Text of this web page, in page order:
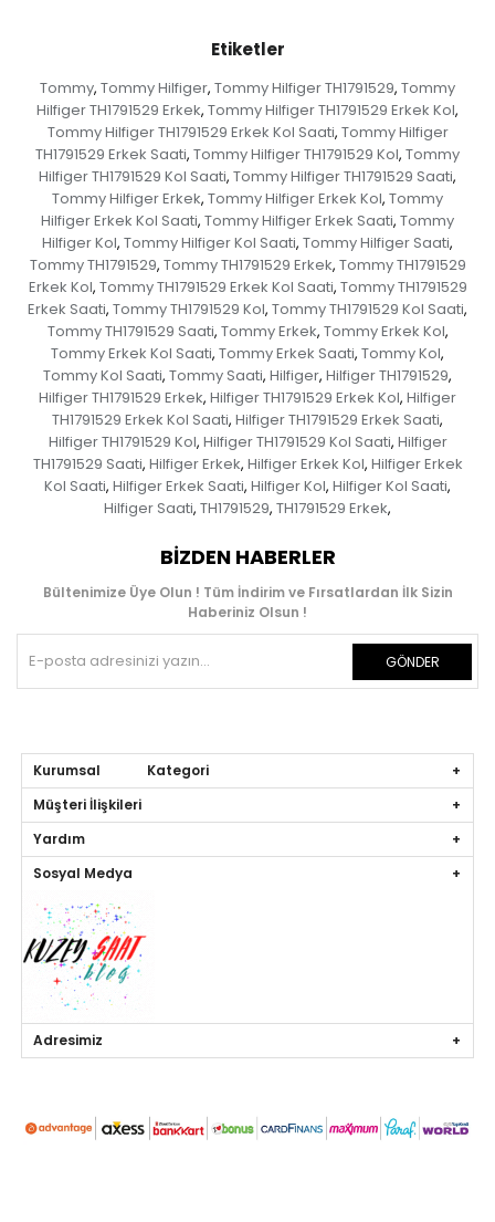
Etiketler
Tommy, Tommy Hilfiger, Tommy Hilfiger TH1791529, Tommy
Hilfiger TH1791529 Erkek, Tommy Hilfiger TH1791529 Erkek Kol,
Tommy Hilfiger TH1791529 Erkek Kol Saati, Tommy Hilfiger
TH1791529 Erkek Saati, Tommy Hilfiger TH1791529 Kol, Tommy
Hilfiger TH1791529 Kol Saati, Tommy Hilfiger TH1791529 Saati,
Tommy Hilfiger Erkek, Tommy Hilfiger Erkek Kol, Tommy
Hilfiger Erkek Kol Saati, Tommy Hilfiger Erkek Saati, Tommy
Hilfiger Kol, Tommy Hilfiger Kol Saati, Tommy Hilfiger Saati,
Tommy TH1791529, Tommy TH1791529 Erkek, Tommy TH1791529
Erkek Kol, Tommy TH1791529 Erkek Kol Saati, Tommy TH1791529
Erkek Saati, Tommy TH1791529 Kol, Tommy TH1791529 Kol Saati,
Tommy TH1791529 Saati, Tommy Erkek, Tommy Erkek Kol,
Tommy Erkek Kol Saati, Tommy Erkek Saati, Tommy Kol,
Tommy Kol Saati, Tommy Saati, Hilfiger, Hilfiger TH1791529,
Hilfiger TH1791529 Erkek, Hilfiger TH1791529 Erkek Kol, Hilfiger
TH1791529 Erkek Kol Saati, Hilfiger TH1791529 Erkek Saati,
Hilfiger TH1791529 Kol, Hilfiger TH1791529 Kol Saati, Hilfiger
TH1791529 Saati, Hilfiger Erkek, Hilfiger Erkek Kol, Hilfiger Erkek
Kol Saati, Hilfiger Erkek Saati, Hilfiger Kol, Hilfiger Kol Saati,
Hilfiger Saati, TH1791529, TH1791529 Erkek,
BIZDEN HABERLER
Bültenimize Üye Olun ! Tüm İndirim ve Fırsatlardan İlk Sizin
Haberiniz Olsun !
GÖNDER
Kurumsal Kategori
Müşteri İlişkileri
Yardım
Sosyal Medya
Adresimiz